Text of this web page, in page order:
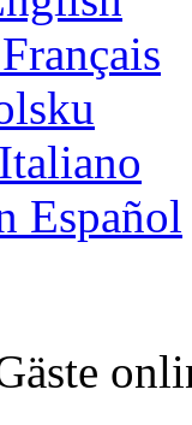
Español